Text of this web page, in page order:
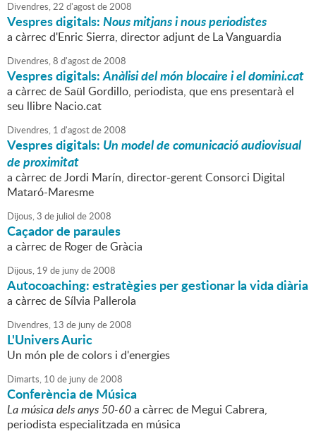
Divendres,22 d'agostde2008
Vespres digitals:Nous mitjans i nous periodistes
a càrrec d'Enric Sierra, director adjunt de La Vanguardia
Divendres,8 d'agostde2008
Vespres digitals:Anàlisi del món blocaire i el domini.cat
a càrrec de Saül Gordillo, periodista, que ens presentarà el
seu llibre Nacio.cat
Divendres, 1 d'agostde2008
Vespres digitals: Un model de comunicació audiovisual
de proximitat
a càrrec de Jordi Marín, director-gerent Consorci Digital
Mataró-Maresme
Dijous,3 de juliol de2008
Caçador de paraules
a càrrec de Roger de Gràcia
Dijous, 19 de junyde2008
Autocoaching: estratègies per gestionar la vida diària
a càrrec de Sílvia Pallerola
Divendres, 13 de junyde2008
L'Univers Auric
Un món ple de colors i d'energies
Dimarts, 10 de junyde2008
Conferència de Música
La música dels anys 50-60a càrrec de Megui Cabrera,
periodista especialitzada en música